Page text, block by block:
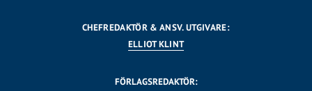
CHEFREDAKTÖR & ANSV. UTGIVARE:
ELLIOT KLINT
FÖRLAGSREDAKTÖR: